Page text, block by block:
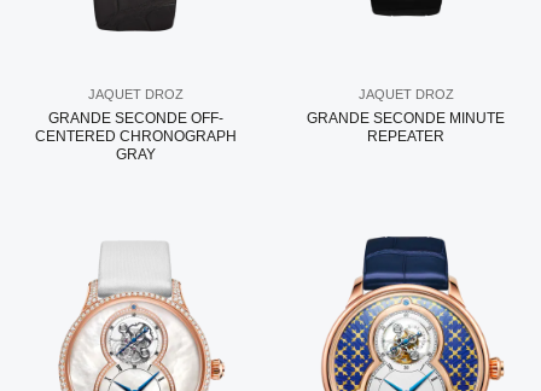
JAQUET DROZ
GRANDE SECONDE OFF-
CENTERED CHRONOGRAPH
GRAY
JAQUET DROZ
GRANDE SECONDE MINUTE
REPEATER